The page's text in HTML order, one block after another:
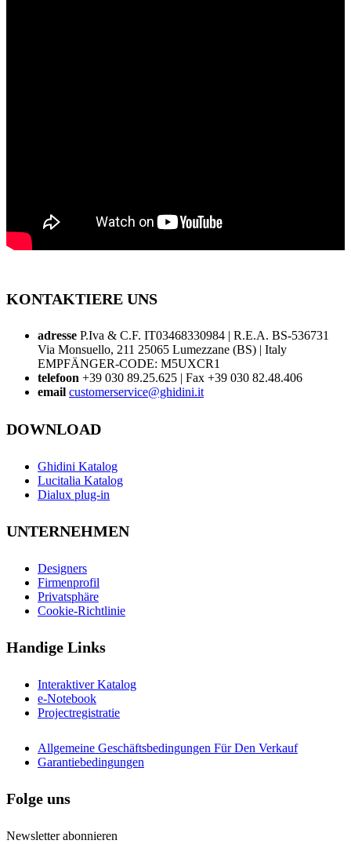
KONTAKTIERE UNS
adresse P.Iva & C.F. IT03468330984 | R.E.A. BS-536731
Via Monsuello, 211 25065 Lumezzane (BS) | Italy
EMPFÄNGER-CODE: M5UXCR1
telefoon +39 030 89.25.625 | Fax +39 030 82.48.406
email customerservice@ghidini.it
DOWNLOAD
Ghidini Katalog
Lucitalia Katalog
Dialux plug-in
UNTERNEHMEN
Designers
Firmenprofil
Privatsphäre
Cookie-Richtlinie
Handige Links
Interaktiver Katalog
e-Notebook
Projectregistratie
Allgemeine Geschäftsbedingungen Für Den Verkauf
Garantiebedingungen
Folge uns
Newsletter abonnieren